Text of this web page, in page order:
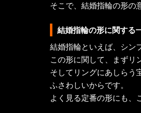
そこで、結婚指輪の形の
結婚指輪の形に関する
結婚指輪といえば、シン
この形に関して、まずリ
そしてリングにあしらう
ふさわしいからです。
よく見る定番の形にも、